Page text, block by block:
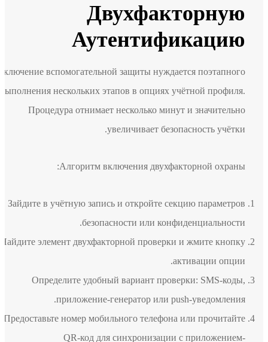
Двухфакторную
Аутентификацию
Включение вспомогательной защиты нуждается поэтапного
выполнения нескольких этапов в опциях учётной профиля.
Процедура отнимает несколько минут и значительно
увеличивает безопасность учётки.
Алгоритм включения двухфакторной охраны:
Зайдите в учётную запись и откройте секцию параметров
безопасности или конфиденциальности.
Найдите элемент двухфакторной проверки и жмите кнопку
активации опции.
Определите удобный вариант проверки: SMS-коды,
приложение-генератор или push-уведомления.
Предоставьте номер мобильного телефона или прочитайте
QR-код для синхронизации с приложением-